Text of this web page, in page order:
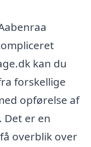
kan du
forskellige
opførelse af
Det er en
overblik over